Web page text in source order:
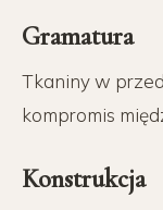
Gramatura
Tkaniny w
kompromis
Konstrukcja